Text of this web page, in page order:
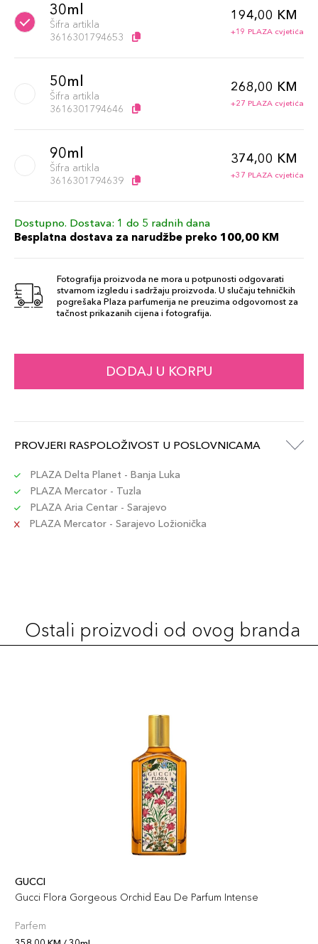
30ml
Šifra artikla
3616301794653
194,00 KM
+19 PLAZA cvjetića
50ml
Šifra artikla
3616301794646
268,00 KM
+27 PLAZA cvjetića
90ml
Šifra artikla
3616301794639
374,00 KM
+37 PLAZA cvjetića
Dostupno. Dostava: 1 do 5 radnih dana
Besplatna dostava za narudžbe preko 100,00 KM
Fotografija proizvoda ne mora u potpunosti odgovarati
stvarnom izgledu i sadržaju proizvoda. U slučaju tehničkih
pogrešaka Plaza parfumerija ne preuzima odgovornost za
tačnost prikazanih cijena i fotografija.
DODAJ U KORPU
PROVJERI RASPOLOŽIVOST U POSLOVNICAMA
PLAZA Delta Planet - Banja Luka
PLAZA Mercator - Tuzla
PLAZA Aria Centar - Sarajevo
PLAZA Mercator - Sarajevo Ložionička
Ostali proizvodi od ovog branda
GUCCI
Gucci Flora Gorgeous Orchid Eau De Parfum Intense
Parfem